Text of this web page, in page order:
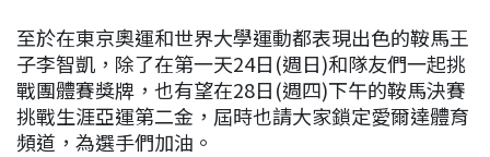
至於在東京奧運和世界大學運動都表現出色的鞍馬王
子李智凱，除了在第一天24日(週日)和隊友們一起挑
戰團體賽獎牌，也有望在28日(週四)下午的鞍馬決賽
挑戰生涯亞運第二金，屆時也請大家鎖定愛爾達體育
頻道，為選手們加油。